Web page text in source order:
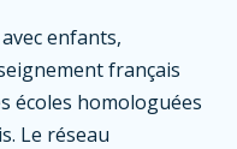
enfants,
français
écoles homologuées
Le réseau